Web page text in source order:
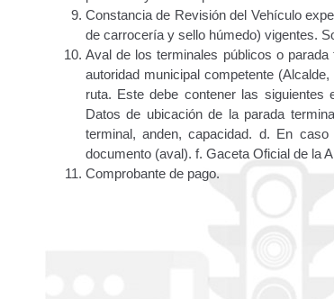
Traspasos y otros modos de Transferir la
Constancia de Revisión del Vehículo
de carrocería y sello húmedo) vigentes.
Aval de los terminales públicos o
autoridad municipal competente
ruta. Este debe contener las siguientes
Datos de ubicación de la parada
terminal, anden, capacidad. d. En
documento (aval). f. Gaceta Oficial de la
Comprobante de pago.